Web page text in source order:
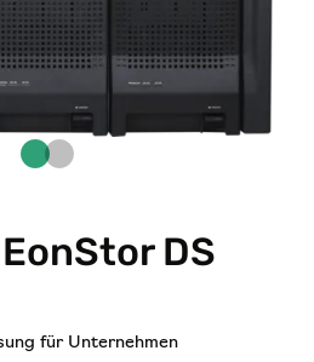
DS
für Unternehmen